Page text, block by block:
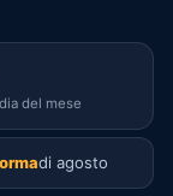
del mese
di agosto